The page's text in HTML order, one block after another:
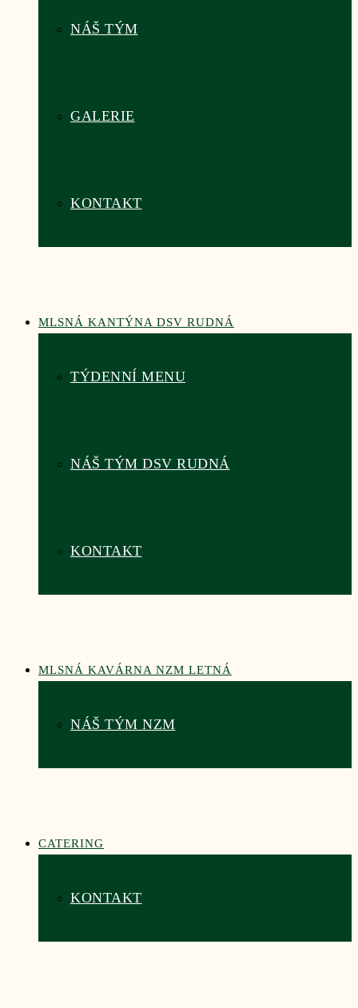
NÁŠ TÝM
GALERIE
KONTAKT
MLSNÁ KANTÝNA DSV RUDNÁ
TÝDENNÍ MENU
NÁŠ TÝM DSV RUDNÁ
KONTAKT
MLSNÁ KAVÁRNA NZM LETNÁ
NÁŠ TÝM NZM
CATERING
KONTAKT